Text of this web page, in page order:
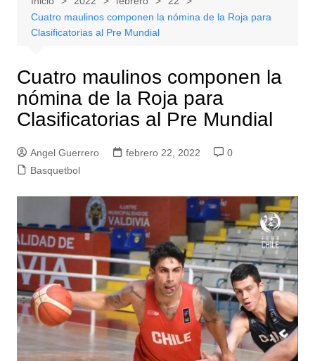
Cuatro maulinos componen la nómina de la Roja para
Clasificatorias al Pre Mundial
Cuatro maulinos componen la
nómina de la Roja para
Clasificatorias al Pre Mundial
Angel Guerrero febrero 22, 2022
0
Basquetbol